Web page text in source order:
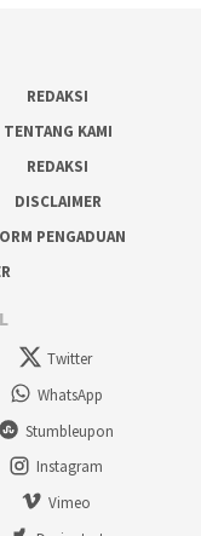
REDAKSI
TENTANG KAMI
REDAKSI
DISCLAIMER
PENGADUAN
Twitter
WhatsApp
Stumbleupon
Instagram
Vimeo